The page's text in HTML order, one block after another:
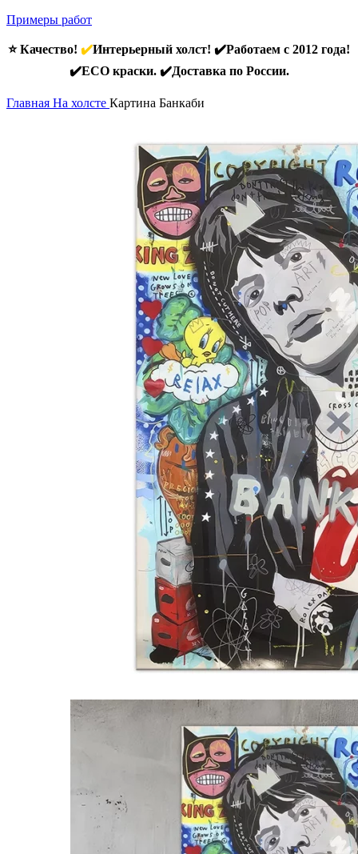
Примеры работ
⭐ Качество! ✔️Интерьерный холст! ✔️Работаем с 2012 года!
✔️ECO краски. ✔️Доставка по России.
Главная На холсте Картина Банкаби